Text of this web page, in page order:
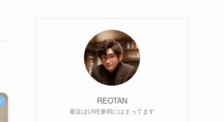
REOTAN
最近はLIVE参戦にはまってます